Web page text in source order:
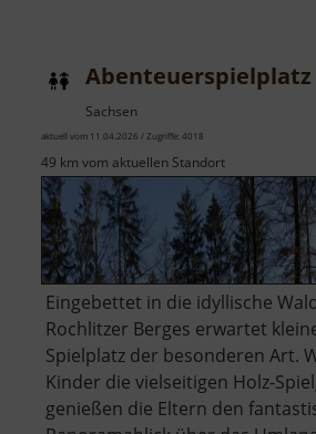
Abenteuerspielplatz
Sachsen
aktuell vom 11.04.2026 / Zugriffe: 4018
49 km vom aktuellen Standort
Eingebettet in die idyllische
Rochlitzer Berges erwartet
Spielplatz der besonderen Art.
Kinder die vielseitigen Holz-
genießen die Eltern den